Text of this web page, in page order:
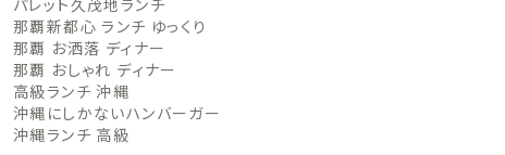
パレット久茂地ランチ
那覇新都心 ランチ ゆっくり
那覇 お洒落 ディナー
那覇 おしゃれ ディナー
高級ランチ 沖縄
沖縄にしかないハンバーガー
沖縄ランチ 高級